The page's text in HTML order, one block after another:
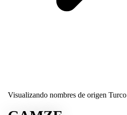
Visualizando nombres de origen Turco